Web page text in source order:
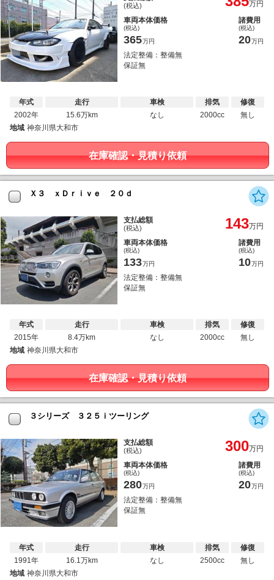
(税込)
万円
車両本体価格
(税込)
365万円
諸費用
(税込)
20万円
法定整備：整備無
保証無
年式
2002年
走行
15.6万km
車検
なし
排気
2000cc
修復
無し
地域 神奈川県大和市
在庫確認・見積り依頼
Ｘ３ ｘＤｒｉｖｅ ２０ｄ
支払総額
(税込) 143万円
車両本体価格
(税込)
133万円
諸費用
(税込)
10万円
法定整備：整備無
保証無
年式
2015年
走行
8.4万km
車検
なし
排気
2000cc
修復
無し
地域 神奈川県大和市
在庫確認・見積り依頼
３シリーズ ３２５ｉツーリング
支払総額
(税込) 300万円
車両本体価格
(税込)
280万円
諸費用
(税込)
20万円
法定整備：整備無
保証無
年式
1991年
走行
16.1万km
車検
なし
排気
2500cc
修復
無し
地域 神奈川県大和市